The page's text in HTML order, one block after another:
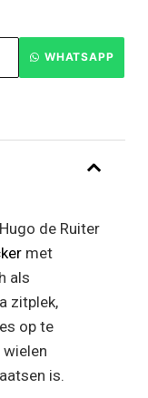
WHATSAPP
de Ruiter
met
als
zitplek,
op te
is.